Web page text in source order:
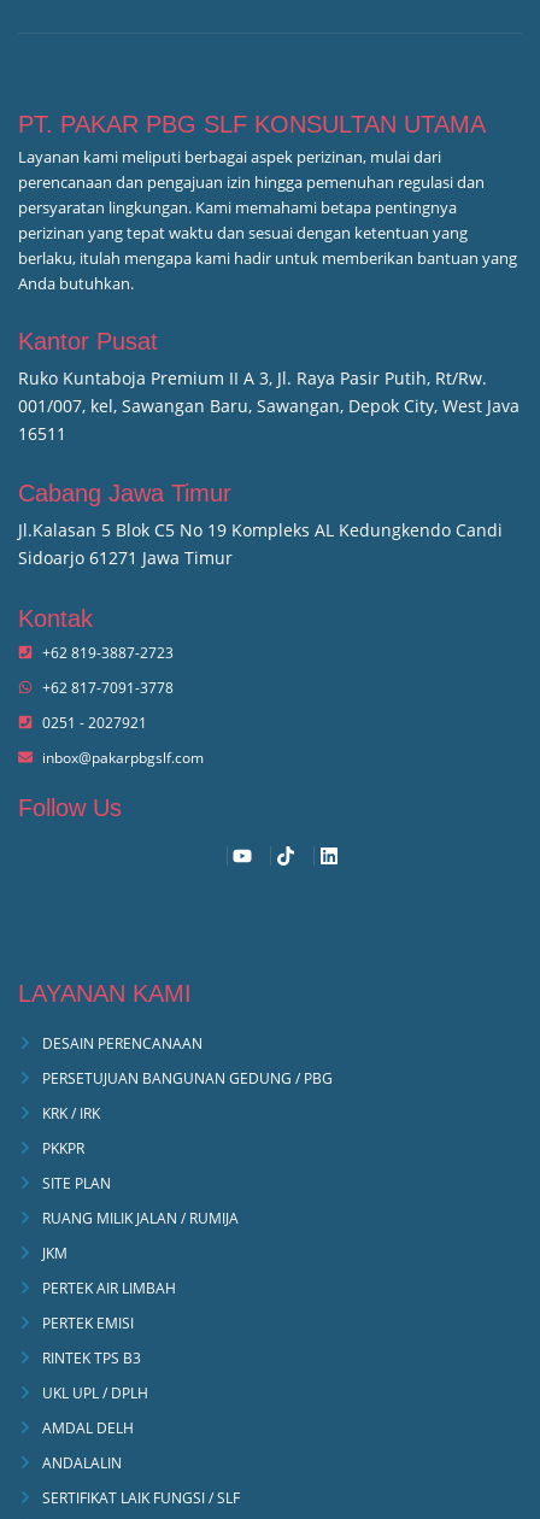
PT. PAKAR PBG SLF KONSULTAN UTAMA
Layanan kami meliputi berbagai aspek perizinan, mulai dari
perencanaan dan pengajuan izin hingga pemenuhan regulasi dan
persyaratan lingkungan. Kami memahami betapa pentingnya
perizinan yang tepat waktu dan sesuai dengan ketentuan yang
berlaku, itulah mengapa kami hadir untuk memberikan bantuan yang
Anda butuhkan.
Kantor Pusat
Ruko Kuntaboja Premium II A 3, Jl. Raya Pasir Putih, Rt/Rw.
001/007, kel, Sawangan Baru, Sawangan, Depok City, West Java
16511
Cabang Jawa Timur
Jl.Kalasan 5 Blok C5 No 19 Kompleks AL Kedungkendo Candi
Sidoarjo 61271 Jawa Timur
Kontak
+62 819-3887-2723
+62 817-7091-3778
0251 - 2027921
inbox@pakarpbgslf.com
Follow Us
LAYANAN KAMI
DESAIN PERENCANAAN
PERSETUJUAN BANGUNAN GEDUNG / PBG
KRK / IRK
PKKPR
SITE PLAN
RUANG MILIK JALAN / RUMIJA
JKM
PERTEK AIR LIMBAH
PERTEK EMISI
RINTEK TPS B3
UKL UPL / DPLH
AMDAL DELH
ANDALALIN
SERTIFIKAT LAIK FUNGSI / SLF